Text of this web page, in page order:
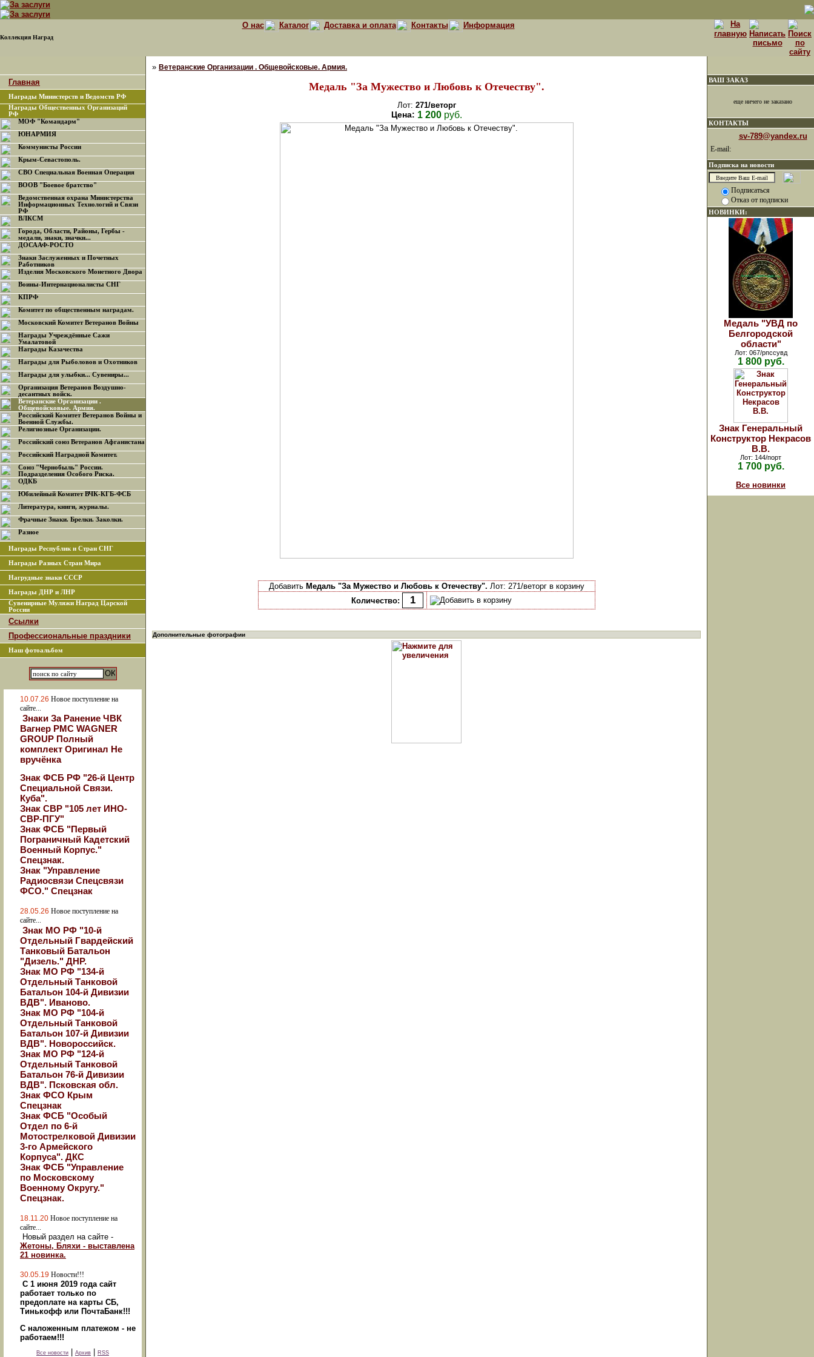
Коллекция Наград
О нас Каталог Доставка и оплата Контакты Информация
Главная
Награды Министерств и Ведомств РФ
Награды Общественных Организаций
РФ
МОФ "Командарм"
ЮНАРМИЯ
Коммунисты России
Крым-Севастополь.
СВО Специальная Военная Операция
ВООВ "Боевое братство"
Ведомственная охрана Министерства
Информационных Технологий и Связи
РФ
ВЛКСМ
Города, Области, Районы, Гербы -
медали, знаки, значки...
ДОСААФ-РОСТО
Знаки Заслуженных и Почетных
Работников
Изделия Московского Монетного Двора
Воины-Интернационалисты СНГ
КПРФ
Комитет по общественным наградам.
Московский Комитет Ветеранов Войны
Награды Учреждённые Сажи
Умалатовой
Награды Казачества
Награды для Рыболовов и Охотников
Награды для улыбки... Сувениры...
Организация Ветеранов Воздушно-
десантных войск.
Ветеранские Организации .
Общевойсковые. Армия.
Российский Комитет Ветеранов Войны и
Военной Службы.
Религиозные Организации.
Российский союз Ветеранов Афганистана
Российский Наградной Комитет.
Союз "Чернобыль" России.
Подразделения Особого Риска.
ОДКБ
Юбилейный Комитет ВЧК-КГБ-ФСБ
Литература, книги, журналы.
Фрачные Знаки. Брелки. Заколки.
Разное
Награды Республик и Стран СНГ
Награды Разных Стран Мира
Нагрудные знаки СССР
Награды ДНР и ЛНР
Сувенирные Муляжи Наград Царской
России
Ссылки
Профессиональные праздники
Наш фотоальбом
10.07.26 Новое поступление на
сайте...
Знаки За Ранение ЧВК
Вагнер РМС WAGNER
GROUP Полный
комплект Оригинал Не
вручёнка
Знак ФСБ РФ "26-й Центр
Специальной Связи.
Куба".
Знак СВР "105 лет ИНО-
СВР-ПГУ"
Знак ФСБ "Первый
Пограничный Кадетский
Военный Корпус."
Спецзнак.
Знак "Управление
Радиосвязи Спецсвязи
ФСО." Спецзнак
28.05.26 Новое поступление на
сайте...
Знак МО РФ "10-й
Отдельный Гвардейский
Танковый Батальон
"Дизель." ДНР.
Знак МО РФ "134-й
Отдельный Танковой
Батальон 104-й Дивизии
ВДВ". Иваново.
Знак МО РФ "104-й
Отдельный Танковой
Батальон 107-й Дивизии
ВДВ". Новороссийск.
Знак МО РФ "124-й
Отдельный Танковой
Батальон 76-й Дивизии
ВДВ". Псковская обл.
Знак ФСО Крым
Спецзнак
Знак ФСБ "Особый
Отдел по 6-й
Мотострелковой Дивизии
3-го Армейского
Корпуса". ДКС
Знак ФСБ "Управление
по Московскому
Военному Округу."
Спецзнак.
18.11.20 Новое поступление на
сайте...
Новый раздел на сайте -
Жетоны, Бляхи - выставлена
21 новинка.
30.05.19 Новости!!!
С 1 июня 2019 года сайт
работает только по
предоплате на карты СБ,
Тинькофф или ПочтаБанк!!!
С наложенным платежом - не
работаем!!!
Все новости Архив RSS
» Ветеранские Организации . Общевойсковые. Армия.
Медаль "За Мужество и Любовь к Отечеству".
Лот: 271/веторг
Цена: 1 200руб.
Добавить Медаль "За Мужество и Любовь к Отечеству". Лот: 271/веторг в корзину
Количество:
Дополнительные фотографии
ВАШ ЗАКАЗ
еще ничего не заказано
КОНТАКТЫ
sv-789@yandex.ru
E-mail:
Подписка на новости
Подписаться
Отказ от подписки
НОВИНКИ:
Медаль "УВД по
Белгородской
области"
Лот: 067/рпссувд
1 800 руб.
Знак Генеральный
Конструктор Некрасов
В.В.
Лот: 144/порт
1 700 руб.
Все новинки